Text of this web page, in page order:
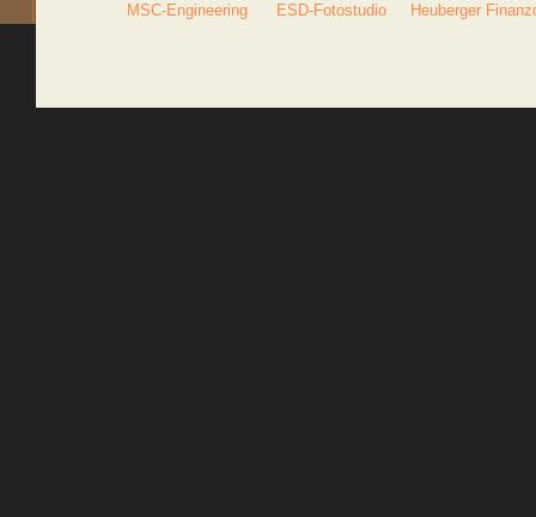
MSC-Engineering ESD-Fotostudio Heuberger